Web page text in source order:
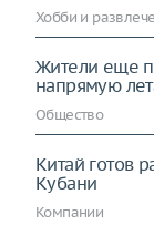
Хобби и
Жители еще
напрямую
Общество
Китай готов
Кубани
Компании